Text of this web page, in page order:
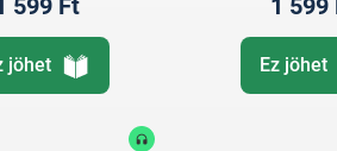
jöhet Ez jöhet